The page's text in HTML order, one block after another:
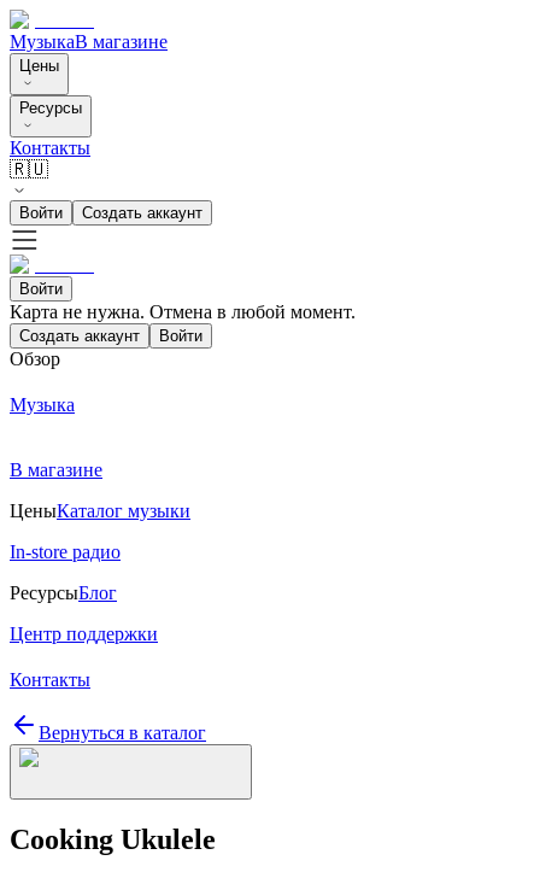
МузыкаВ магазине
Цены
Ресурсы
Контакты
🇷🇺
Войти Создать аккаунт
Войти
Карта не нужна. Отмена в любой момент.
Создать аккаунт Войти
Обзор
Музыка
В магазине
ЦеныКаталог музыки
In-store радио
РесурсыБлог
Центр поддержки
Контакты
Вернуться в каталог
Cooking Ukulele